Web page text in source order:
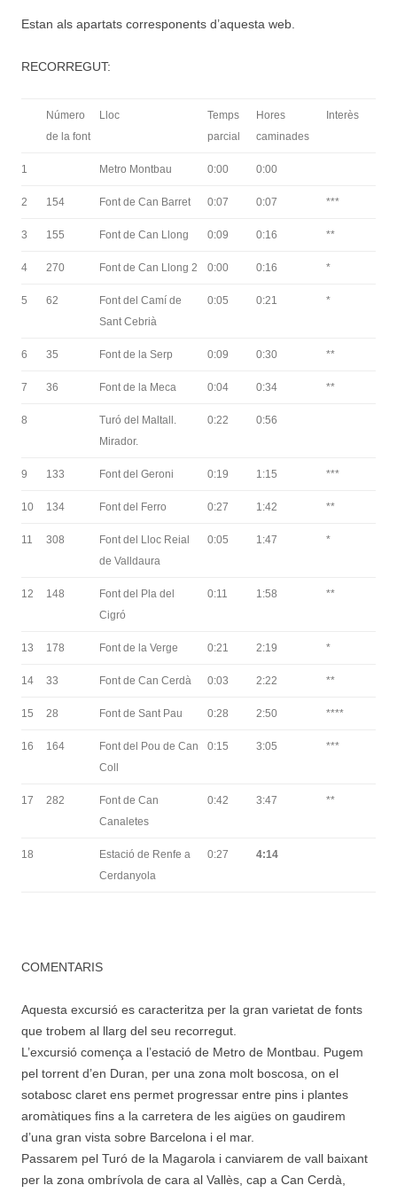
Estan als apartats corresponents d’aquesta web.
RECORREGUT:
Número
de la font
Lloc
Temps
parcial
Hores
caminades
Interès
1 Metro Montbau 0:00 0:00
2 154 Font de Can Barret 0:07 0:07 ***
3 155 Font de Can Llong 0:09 0:16 **
4 270 Font de Can Llong 2 0:00 0:16 *
5 62
Font del Camí de
Sant Cebrià
0:05 0:21 *
6 35 Font de la Serp 0:09 0:30 **
7 36 Font de la Meca 0:04 0:34 **
8
Turó del Maltall.
Mirador.
0:22 0:56
9 133 Font del Geroni 0:19 1:15 ***
10 134 Font del Ferro 0:27 1:42 **
11 308
Font del Lloc Reial
de Valldaura
0:05 1:47 *
12 148
Font del Pla del
Cigró
0:11 1:58 **
13 178 Font de la Verge 0:21 2:19 *
14 33 Font de Can Cerdà 0:03 2:22 **
15 28 Font de Sant Pau 0:28 2:50 ****
16 164
Font del Pou de Can
Coll
0:15 3:05 ***
17 282
Font de Can
Canaletes
0:42 3:47 **
18
Estació de Renfe a
Cerdanyola
0:27 4:14
COMENTARIS
Aquesta excursió es caracteritza per la gran varietat de fonts
que trobem al llarg del seu recorregut.
L’excursió comença a l’estació de Metro de Montbau. Pugem
pel torrent d’en Duran, per una zona molt boscosa, on el
sotabosc claret ens permet progressar entre pins i plantes
aromàtiques fins a la carretera de les aigües on gaudirem
d’una gran vista sobre Barcelona i el mar.
Passarem pel Turó de la Magarola i canviarem de vall baixant
per la zona ombrívola de cara al Vallès, cap a Can Cerdà,